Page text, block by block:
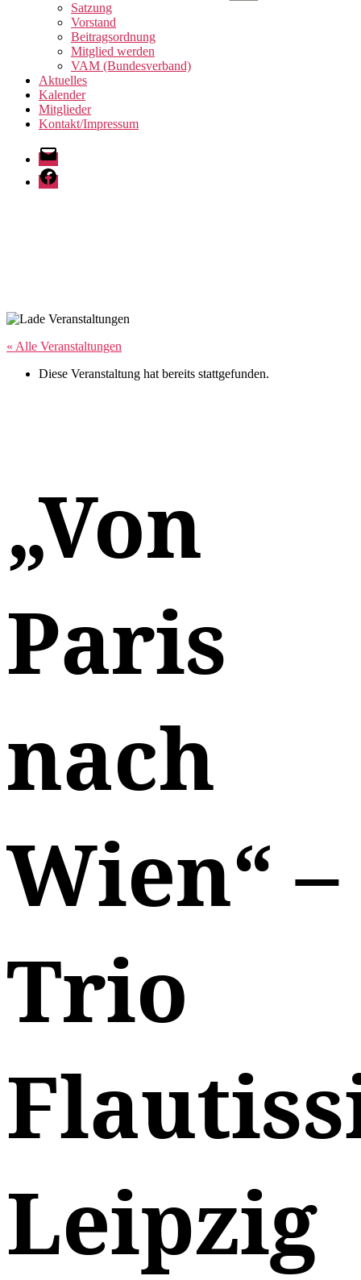
anzeigen
Satzung
Vorstand
Beitragsordnung
Mitglied werden
VAM (Bundesverband)
Aktuelles
Kalender
Mitglieder
Kontakt/Impressum
E-
Mail
Facebook
« Alle Veranstaltungen
Diese Veranstaltung hat bereits stattgefunden.
„Von
Paris
nach
Wien“ –
Trio
Leipzig